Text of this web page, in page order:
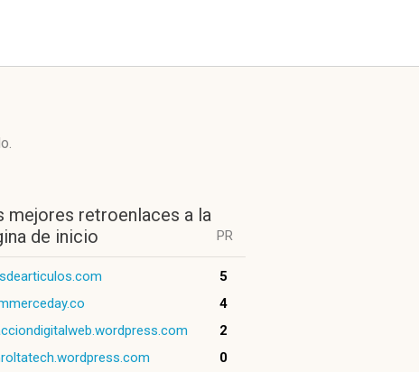
mejores retroenlaces a la
de inicio
PR
5
4
2
0